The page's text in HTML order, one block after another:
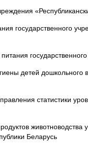
уровня
Беларусь